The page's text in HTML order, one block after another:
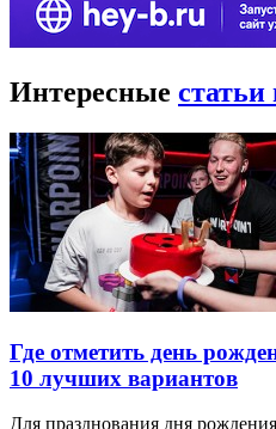
Интересные
Где отметить день
10 лучших вариантов
Для празднования дня